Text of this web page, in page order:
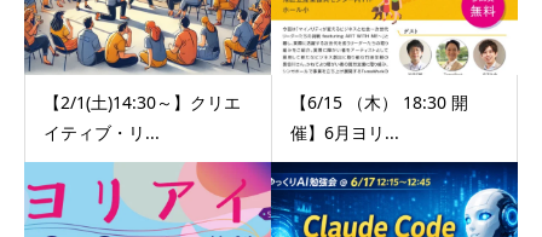
【2/1(土)14:30～】クリエ
イティブ・リ...
【6/15 （木） 18:30 開
催】6月ヨリ...